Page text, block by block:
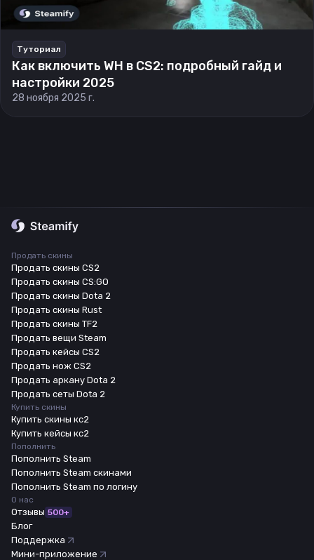
Туториал
Как включить WH в CS2: подробный гайд и
настройки 2025
28 ноября 2025 г.
Продать скины
Продать скины CS2
Продать скины CS:GO
Продать скины Dota 2
Продать скины Rust
Продать скины TF2
Продать вещи Steam
Продать кейсы CS2
Продать нож CS2
Продать аркану Dota 2
Продать сеты Dota 2
Купить скины
Купить скины кс2
Купить кейсы кс2
Пополнить
Пополнить Steam
Пополнить Steam скинами
Пополнить Steam по логину
О нас
Отзывы 500+
Блог
Поддержка
Мини-приложение